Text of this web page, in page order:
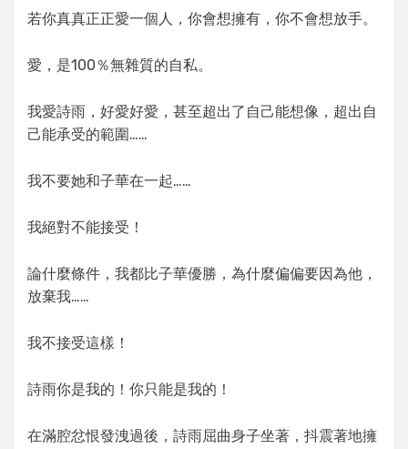
若你真真正正愛一個人，你會想擁有，你不會想放手。
愛，是100％無雜質的自私。
我愛詩雨，好愛好愛，甚至超出了自己能想像，超出自
己能承受的範圍……
我不要她和子華在一起……
我絕對不能接受！
論什麼條件，我都比子華優勝，為什麼偏偏要因為他，
放棄我……
我不接受這樣！
詩雨你是我的！你只能是我的！
在滿腔忿恨發洩過後，詩雨屈曲身子坐著，抖震著地擁